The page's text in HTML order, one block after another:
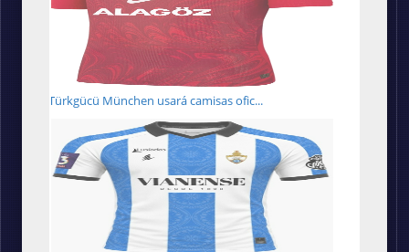
Türkgücü München usará camisas ofic...